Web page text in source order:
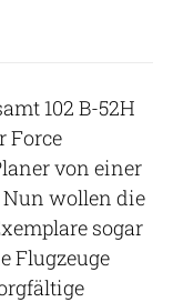
102 B-52H
Force
von einer
wollen die
sogar
Flugzeuge